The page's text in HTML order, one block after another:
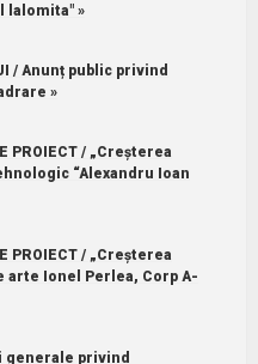
lalomita" »
/ Anunț public privind
»
PROIECT / „Creșterea
“Alexandru Ioan
PROIECT / „Creșterea
Ionel Perlea, Corp A-
generale privind